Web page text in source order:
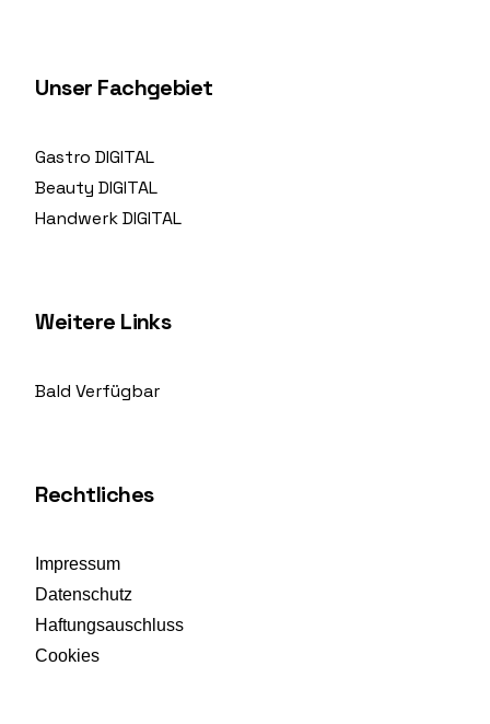
Unser Fachgebiet
Gastro DIGITAL
Beauty DIGITAL
Handwerk DIGITAL
Weitere Links
Bald Verfügbar
Rechtliches
Impressum
Datenschutz
Haftungsauschluss
Cookies